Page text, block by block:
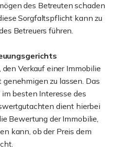
des Betreuten schaden
Sorgfaltspflicht kann zu
Betreuers führen.
Verkauf einer Immobilie
zu lassen. Das
besten Interesse des
dient hierbei
Bewertung der Immobilie,
kann, ob der Preis dem